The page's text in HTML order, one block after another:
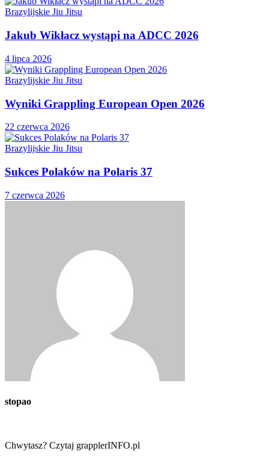
Brazylijskie Jiu Jitsu
Jakub Wikłacz wystąpi na ADCC 2026
4 lipca 2026
Brazylijskie Jiu Jitsu
Wyniki Grappling European Open 2026
22 czerwca 2026
Brazylijskie Jiu Jitsu
Sukces Polaków na Polaris 37
7 czerwca 2026
stopao
Chwytasz? Czytaj grapplerINFO.pl